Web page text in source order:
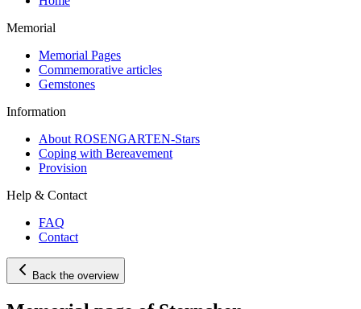
Memorial
Memorial Pages
Commemorative articles
Gemstones
Information
About ROSENGARTEN-Stars
Coping with Bereavement
Provision
Help & Contact
FAQ
Contact
Back the overview